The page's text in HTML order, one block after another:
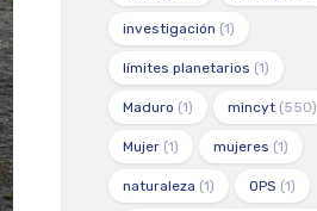
investigación (1)
límites planetarios (1)
Maduro (1) mincyt (550)
Mujer (1) mujeres (1)
naturaleza (1) OPS (1)